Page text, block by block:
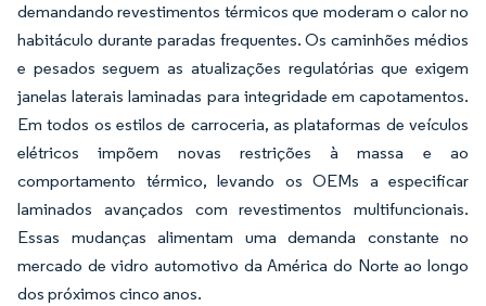
demandando revestimentos térmicos que moderam o calor no
habitáculo durante paradas frequentes. Os caminhões médios
e pesados seguem as atualizações regulatórias que exigem
janelas laterais laminadas para integridade em capotamentos.
Em todos os estilos de carroceria, as plataformas de veículos
elétricos impõem novas restrições à massa e ao
comportamento térmico, levando os OEMs a especificar
laminados avançados com revestimentos multifuncionais.
Essas mudanças alimentam uma demanda constante no
mercado de vidro automotivo da América do Norte ao longo
dos próximos cinco anos.